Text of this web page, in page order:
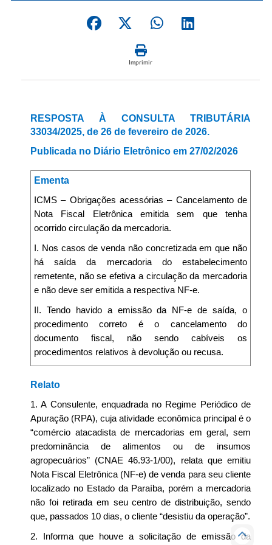
Imprimir
RESPOSTA À CONSULTA TRIBUTÁRIA
33034/2025, de 26 de fevereiro de 2026.
Publicada no Diário Eletrônico em 27/02/2026
Ementa
ICMS – Obrigações acessórias – Cancelamento de
Nota Fiscal Eletrônica emitida sem que tenha
ocorrido circulação da mercadoria.
I. Nos casos de venda não concretizada em que não
há saída da mercadoria do estabelecimento
remetente, não se efetiva a circulação da mercadoria
e não deve ser emitida a respectiva NF-e.
II. Tendo havido a emissão da NF-e de saída, o
procedimento correto é o cancelamento do
documento fiscal, não sendo cabíveis os
procedimentos relativos à devolução ou recusa.
Relato
1. A Consulente, enquadrada no Regime Periódico de
Apuração (RPA), cuja atividade econômica principal é o
“comércio atacadista de mercadorias em geral, sem
predominância de alimentos ou de insumos
agropecuários” (CNAE 46.93-1/00), relata que emitiu
Nota Fiscal Eletrônica (NF-e) de venda para seu cliente
localizado no Estado da Paraíba, porém a mercadoria
não foi retirada em seu centro de distribuição, sendo
que, passados 10 dias, o cliente “desistiu da operação”.
2. Informa que houve a solicitação de emissão da